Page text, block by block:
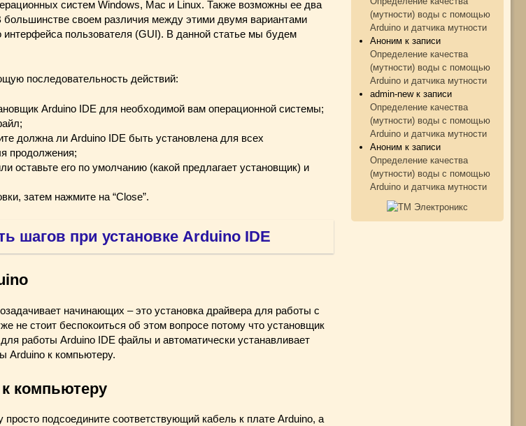
систем Windows, Mac и Linux. Также возможны ее два
большинстве своем различия между этими двумя вариантами
пользователя (GUI). В данной статье мы будем
последовательность действий:
Arduino IDE для необходимой вам операционной системы;
должна ли Arduino IDE быть установлена для всех
продолжения;
оставьте его по умолчанию (какой предлагает установщик) и
затем нажмите на “Close”.
начинающих – это установка драйвера для работы с
не стоит беспокоиться об этом вопросе потому что установщик
работы Arduino IDE файлы и автоматически устанавливает
Arduino к компьютеру.
компьютеру
подсоедините соответствующий кабель к плате Arduino, а
(мутности) воды с помощью
Arduino и датчика мутности
Аноним к записи
Определение качества
(мутности) воды с помощью
Arduino и датчика мутности
admin-newк записи
Определение качества
(мутности) воды с помощью
Arduino и датчика мутности
Аноним к записи
Определение качества
(мутности) воды с помощью
Arduino и датчика мутности